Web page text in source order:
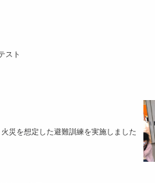
スト
火災を想定した避難訓練を実施しました